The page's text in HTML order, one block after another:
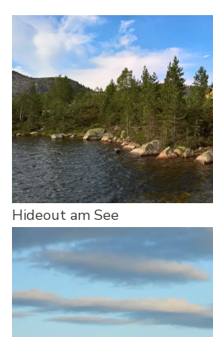
Hideout am See